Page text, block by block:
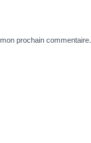
prochain commentaire.